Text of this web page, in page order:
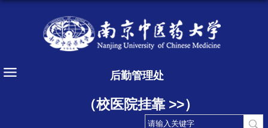
后勤管理处
（校医院挂靠 >>）